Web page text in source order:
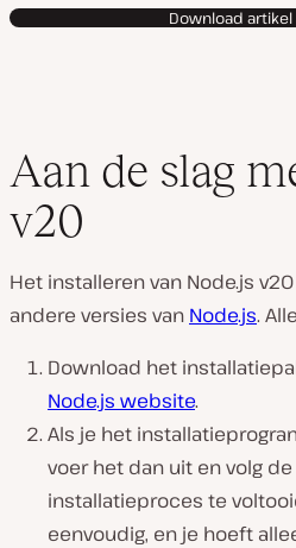
Download artikel
Aan de slag
v20
Het installeren van Node.js
andere versies van Node.js.
Download het
Node.js website.
Als je het
voer het dan uit en volg
installatieproces te
eenvoudig, en je hoeft